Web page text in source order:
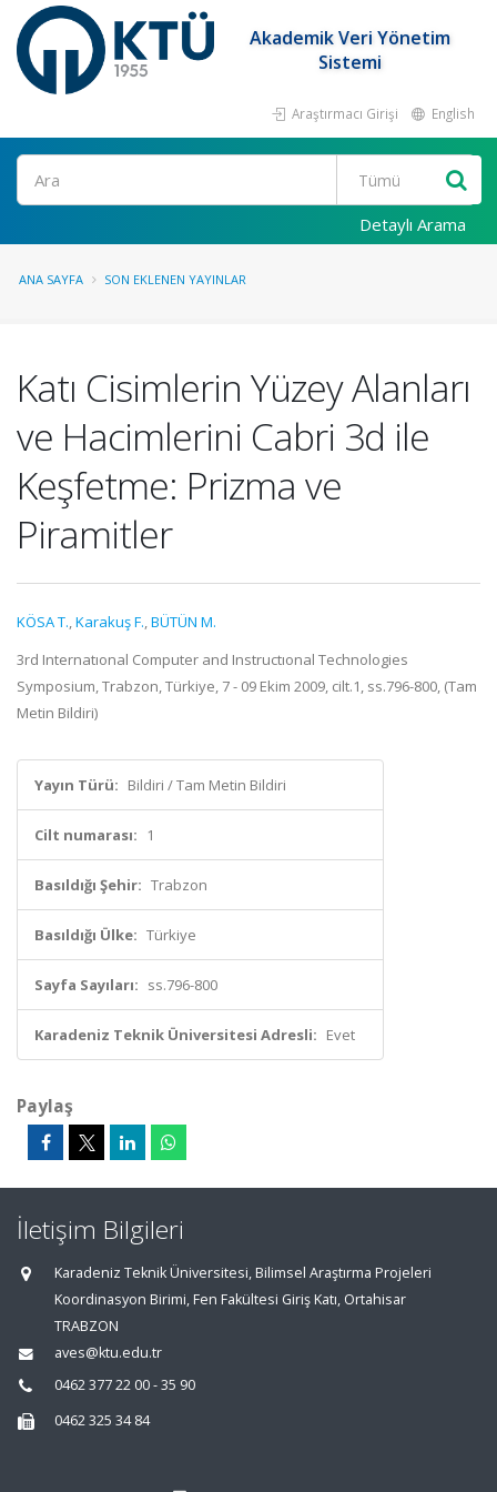
Akademik Veri Yönetim
Sistemi
Araştırmacı Girişi English
Ara
Detaylı Arama
ANA SAYFA SON EKLENEN YAYINLAR
Katı Cisimlerin Yüzey Alanları
ve Hacimlerini Cabri 3d ile
Keşfetme: Prizma ve
Piramitler
KÖSA T.,Karakuş F.,BÜTÜN M.
3rd Internatıonal Computer and Instructıonal Technologies
Symposium, Trabzon, Türkiye, 7 - 09 Ekim 2009, cilt.1, ss.796-800, (Tam
Metin Bildiri)
Yayın Türü: Bildiri / Tam Metin Bildiri
Cilt numarası: 1
Basıldığı Şehir: Trabzon
Basıldığı Ülke: Türkiye
Sayfa Sayıları: ss.796-800
Karadeniz Teknik Üniversitesi Adresli: Evet
Paylaş
İletişim Bilgileri
Karadeniz Teknik Üniversitesi, Bilimsel Araştırma Projeleri
Koordinasyon Birimi, Fen Fakültesi Giriş Katı, Ortahisar
TRABZON
aves@ktu.edu.tr
0462 377 22 00 - 35 90
0462 325 34 84